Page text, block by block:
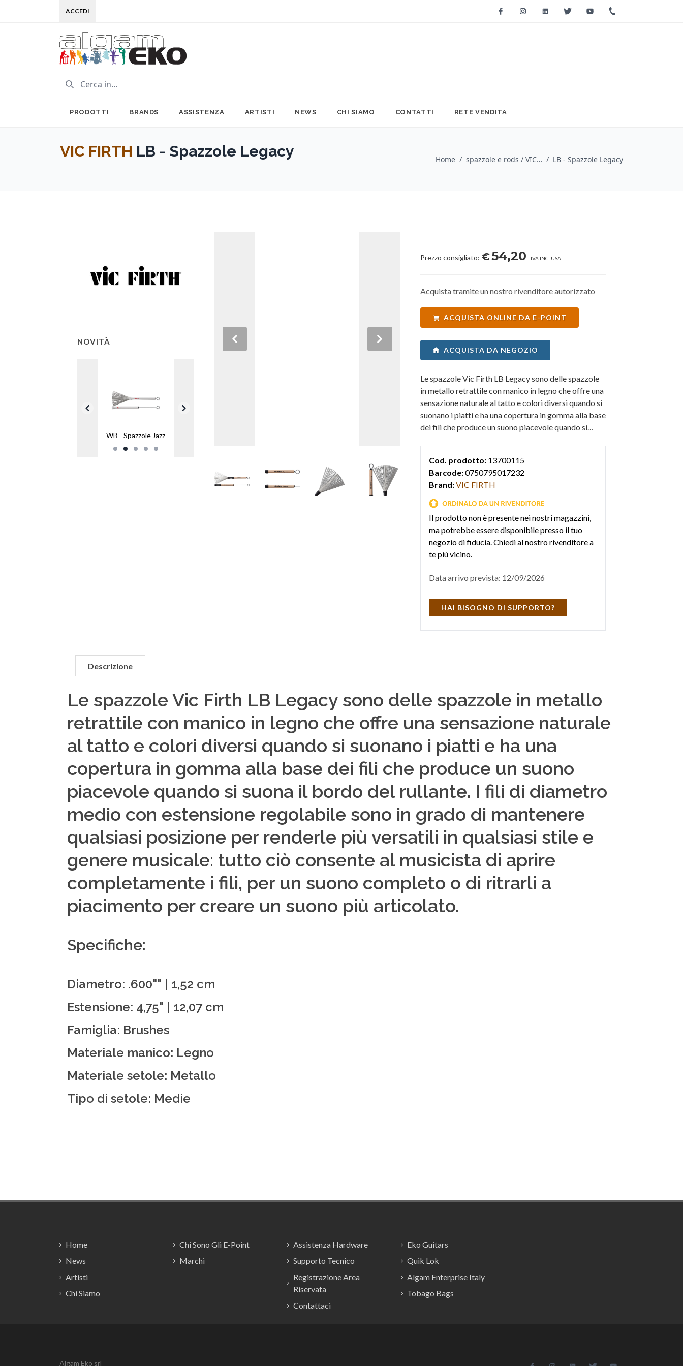
ACCEDI FacebookInstagramLinkedinTwitter Youtube
PRODOTTI BRANDS ASSISTENZA ARTISTI NEWS CHI SIAMO CONTATTI RETE VENDITA
VIC FIRTH LB - Spazzole Legacy Home / spazzole e rods / VIC FIRTH / LB - Spazzole Legacy
NOVITÀ
WB - Spazzole Jazz
Previous Next
Prezzo consigliato: €54,20 IVA INCLUSA
Acquista tramite un nostro rivenditore autorizzato
ACQUISTA ONLINE DA E-POINT
ACQUISTA DA NEGOZIO
Le spazzole Vic Firth LB Legacy sono delle spazzole
in metallo retrattile con manico in legno che offre una
sensazione naturale al tatto e colori diversi quando si
suonano i piatti e ha una copertura in gomma alla base
dei fili che produce un suono piacevole quando si
Cod. prodotto: 13700115
Barcode:0750795017232
Brand:VIC FIRTH
Il prodotto non è presente nei nostri magazzini,
ma potrebbe essere disponibile presso il tuo
negozio di fiducia. Chiedi al nostro rivenditore a
te più vicino.
Data arrivo prevista: 12/09/2026
HAI BISOGNO DI SUPPORTO?
Descrizione
Le spazzole Vic Firth LB Legacy sono delle spazzole in metallo
retrattile con manico in legno che offre una sensazione naturale
al tatto e colori diversi quando si suonano i piatti e ha una
copertura in gomma alla base dei fili che produce un suono
piacevole quando si suona il bordo del rullante. I fili di diametro
medio con estensione regolabile sono in grado di mantenere
qualsiasi posizione per renderle più versatili in qualsiasi stile e
genere musicale: tutto ciò consente al musicista di aprire
completamente i fili, per un suono completo o di ritrarli a
piacimento per creare un suono più articolato.
Specifiche:
Diametro: .600"" | 1,52 cm
Estensione: 4,75" | 12,07 cm
Famiglia: Brushes
Materiale manico: Legno
Materiale setole: Metallo
Tipo di setole: Medie
Home
News
Artisti
Chi Siamo
Chi Sono Gli E-Point
Marchi
Assistenza Hardware
Supporto Tecnico
Registrazione Area
Riservata
Contattaci
Eko Guitars
Quik Lok
Algam Enterprise Italy
Tobago Bags
Algam Eko srl